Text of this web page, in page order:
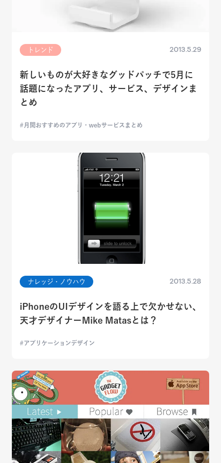
トレンド 2013.5.29
新しいものが大好きなグッドパッチで5月に
話題になったアプリ、サービス、デザインま
とめ
月間おすすめのアプリ・webサービスまとめ
ナレッジ・ノウハウ 2013.5.28
iPhoneのUIデザインを語る上で欠かせない、
天才デザイナーMike Matasとは？
アプリケーションデザイン